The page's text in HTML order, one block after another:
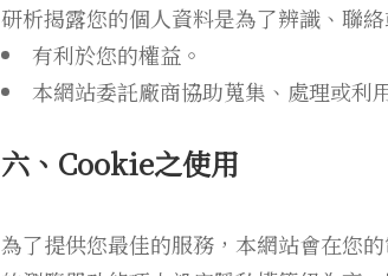
研析揭露您的個人資料是為了辨識、聯
有利於您的權益。
本網站委託廠商協助蒐集、處理或利
六、Cookie之使用
為了提供您最佳的服務，本網站會在您